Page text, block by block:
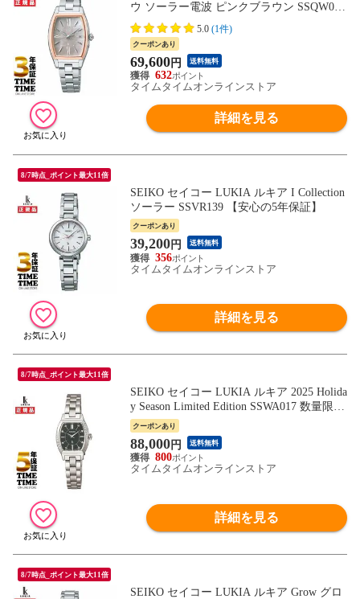
ウ ソーラー電波 ピンクブラウン SSQW072
【安心の5年保証】
5.0 (1件)
クーポンあり
69,600円 送料無料
632
タイムタイムオンラインストア
詳細を見る
8/7時点_ポイント最大11倍
SEIKO セイコー LUKIA ルキア I Collection
ソーラー SSVR139 【安心の5年保証】
クーポンあり
39,200円 送料無料
356
タイムタイムオンラインストア
詳細を見る
8/7時点_ポイント最大11倍
SEIKO セイコー LUKIA ルキア 2025 Holida
y Season Limited Edition SSWA017 数量限定
800本 【安心の5年保証】
クーポンあり
88,000円 送料無料
800
タイムタイムオンラインストア
詳細を見る
8/7時点_ポイント最大11倍
SEIKO セイコー LUKIA ルキア Grow グロ